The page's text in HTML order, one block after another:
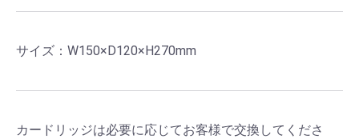
サイズ：W150×D120×H270mm
カードリッジは必要に応じてお客様で交換してくださ